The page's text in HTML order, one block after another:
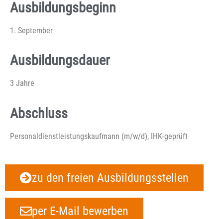
Ausbildungsbeginn
1. September
Ausbildungsdauer
3 Jahre
Abschluss
Personaldienstleistungskaufmann (m/w/d), IHK-geprüft
zu den freien Ausbildungsstellen
per E-Mail bewerben